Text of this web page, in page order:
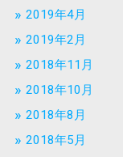
2019年4月
2019年2月
2018年11月
2018年10月
2018年8月
2018年5月